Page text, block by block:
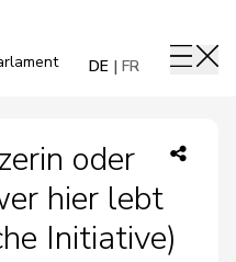
DE FR
oder
hier lebt
Initiative)